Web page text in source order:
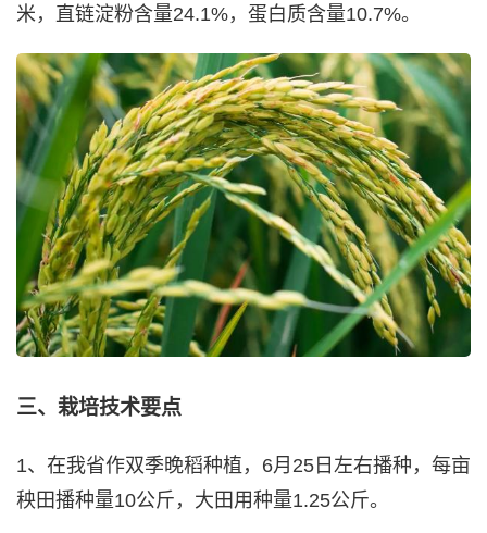
米，直链淀粉含量24.1%，蛋白质含量10.7%。
三、栽培技术要点
1、在我省作双季晚稻种植，6月25日左右播种，每亩
秧田播种量10公斤，大田用种量1.25公斤。